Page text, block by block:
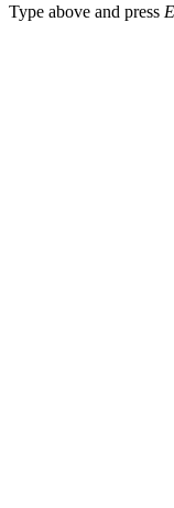
Type above and press